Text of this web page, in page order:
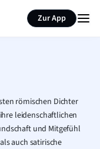
Zur App
römischen Dichter
leidenschaftlichen
und Mitgefühl
auch satirische
zusammenfassen